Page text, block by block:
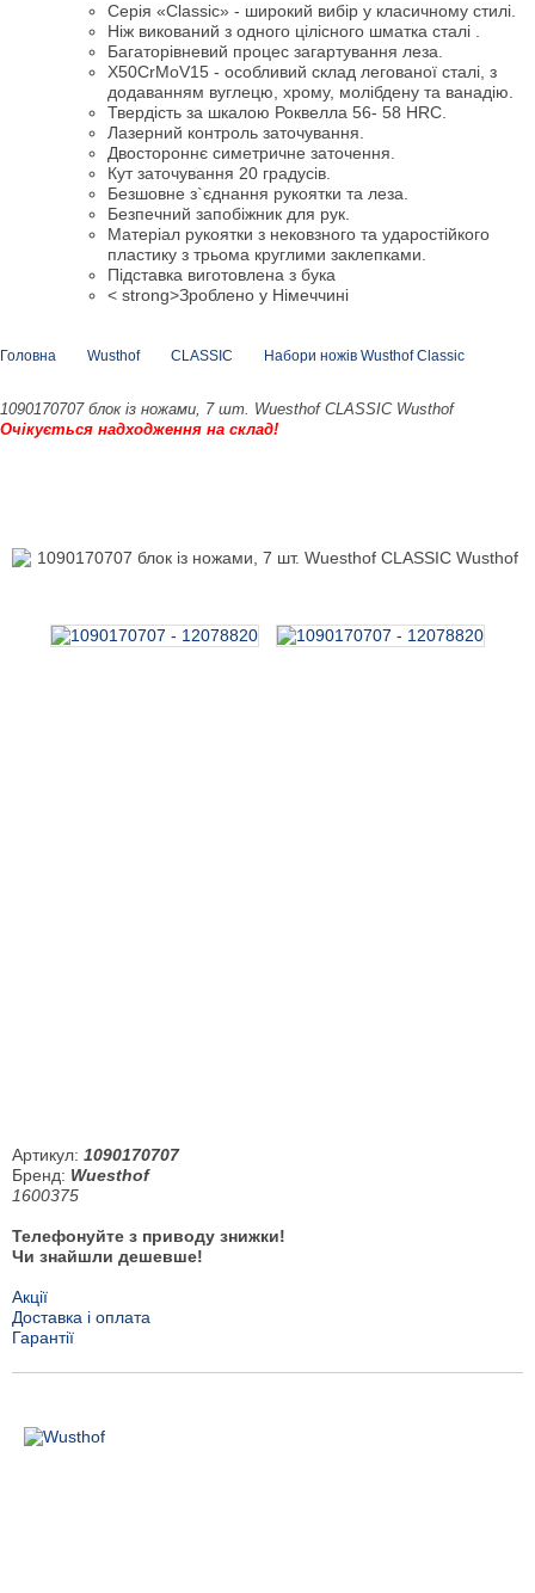
Серія «Classic» - широкий вибір у класичному стилі.
Ніж викований з одного цілісного шматка сталі .
Багаторівневий процес загартування леза.
X50CrMoV15 - особливий склад легованої сталі, з
додаванням вуглецю, хрому, молібдену та ванадію.
Твердість за шкалою Роквелла 56- 58 HRC.
Лазерний контроль заточування.
Двостороннє симетричне заточення.
Кут заточування 20 градусів.
Безшовне з`єднання рукоятки та леза.
Безпечний запобіжник для рук.
Матеріал рукоятки з нековзного та ударостійкого
пластику з трьома круглими заклепками.
Підставка виготовлена з бука
< strong>Зроблено у Німеччині
Головна Wusthof CLASSIC Набори ножів Wusthof Classic
1090170707 блок із ножами, 7 шт. Wuesthof CLASSIC Wusthof
Очікується надходження на склад!
Артикул: 1090170707
Бренд: Wuesthof
1600375
Телефонуйте з приводу знижки!
Чи знайшли дешевше!
Акції
Доставка і оплата
Гарантії